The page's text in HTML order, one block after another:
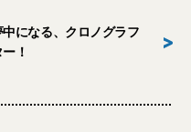
になる、クロノグラフ
！
>